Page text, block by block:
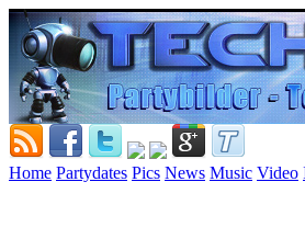
Home Partydates Pics News Music Video